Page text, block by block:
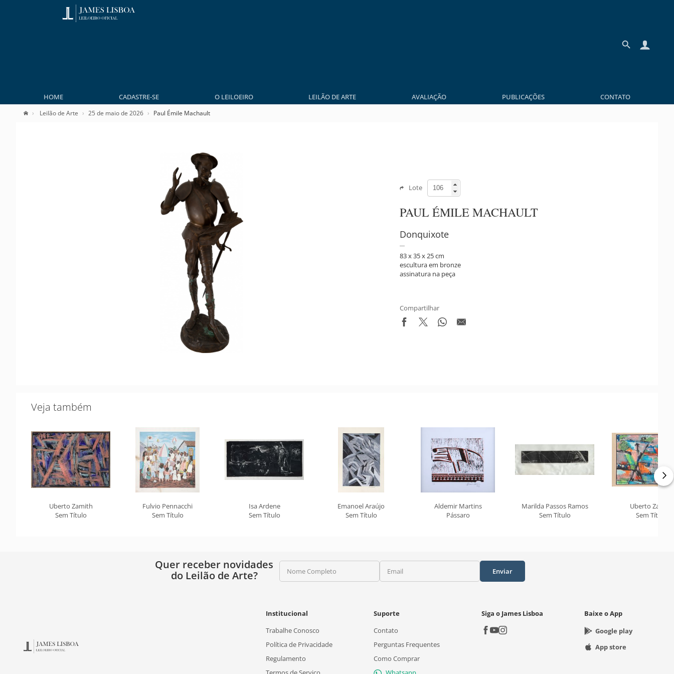
HOME CADASTRE-SE O LEILOEIRO LEILÃO DE ARTE AVALIAÇÃO PUBLICAÇÕES CONTATO
Leilão de Arte 25 de maio de 2026 Paul Émile Machault
Lote
PAUL ÉMILE MACHAULT
Donquixote
83 x 35 x 25 cm
escultura em bronze
assinatura na peça
Compartilhar
Veja também
Uberto Zamith
Sem Título
Fulvio Pennacchi
Sem Título
Isa Ardene
Sem Título
Emanoel Araújo
Sem Título
Aldemir Martins
Pássaro
Marilda Passos Ramos
Sem Título
Uberto Zamith
Sem Título
Quer receber novidades
do Leilão de Arte?
Nome Completo Email Enviar
Institucional
Trabalhe Conosco
Política de Privacidade
Regulamento
Suporte
Contato
Perguntas Frequentes
Como Comprar
Siga o James Lisboa
Baixe o App
Google play
App store